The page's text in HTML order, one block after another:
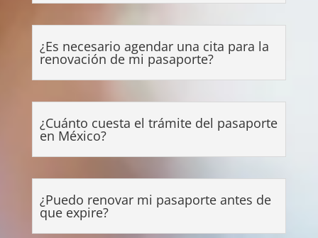
¿Es necesario agendar una cita para la
renovación de mi pasaporte?
¿Cuánto cuesta el trámite del pasaporte
en México?
¿Puedo renovar mi pasaporte antes de
que expire?